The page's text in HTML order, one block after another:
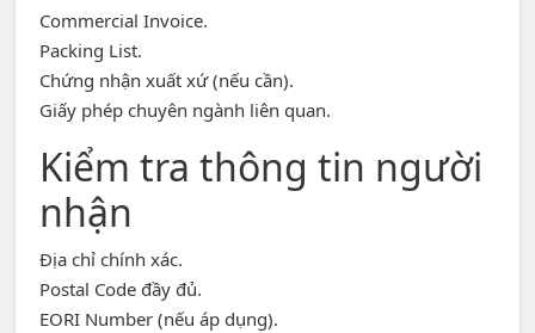
Commercial Invoice.
Packing List.
Chứng nhận xuất xứ (nếu cần).
Giấy phép chuyên ngành liên quan.
Kiểm tra thông tin người
nhận
Địa chỉ chính xác.
Postal Code đầy đủ.
EORI Number (nếu áp dụng).